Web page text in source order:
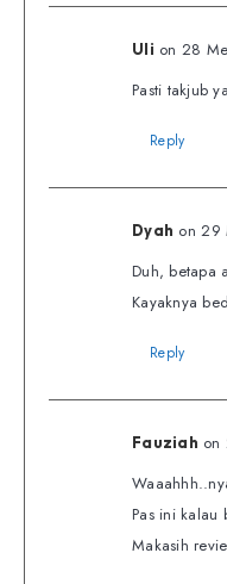
Uli on 28
Pasti takjub
Reply
Dyah on 29
Duh, betapa
Kayaknya
Reply
Fauziah on
Pas ini kalau
Makasih